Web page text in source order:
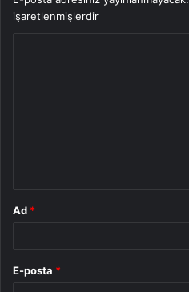
işaretlenmişlerdir
Ad *
E-posta *